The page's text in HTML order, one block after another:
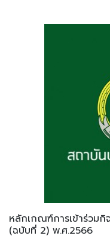
หลักเกณฑ์การเข้าร่วม
(ฉบับที่ 2) พ.ศ.2566